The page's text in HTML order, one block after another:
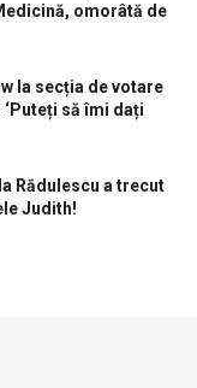
omorâtă de
la secția de votare
să îmi dați
Rădulescu a trecut
Judith!